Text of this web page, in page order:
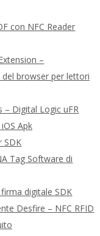
con NFC Reader
–
browser per lettori
– Digital Logic uFR
Apk
SDK
Tag Software di
digitale SDK
Desfire – NFC RFID